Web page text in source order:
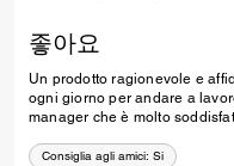
좋아요
Un prodotto ragionevole e
ogni giorno per andare a
manager che è molto
Consiglia agli amici: Si